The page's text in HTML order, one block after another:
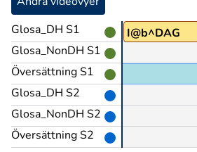
Glosa_DH S1
Glosa_NonDH S1
Översättning S1
Glosa_DH S2
Glosa_NonDH S2
Översättning S2
NU@b I@b^DAG